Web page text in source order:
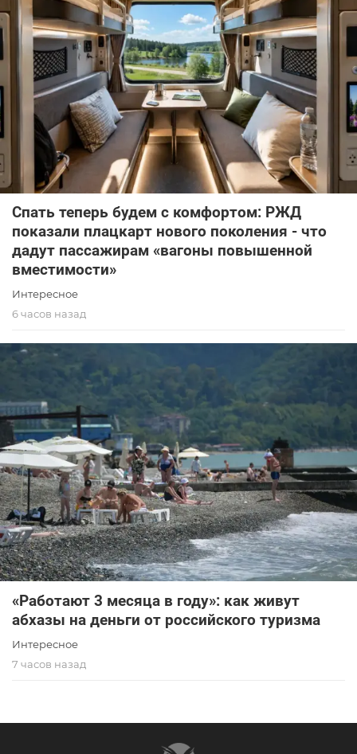
Спать теперь будем с комфортом: РЖД
показали плацкарт нового поколения - что
дадут пассажирам «вагоны повышенной
вместимости»
Интересное
6 часов назад
«Работают 3 месяца в году»: как живут
абхазы на деньги от российского туризма
Интересное
7 часов назад